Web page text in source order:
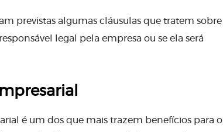
previstas algumas cláusulas que tratem sobre
legal pela empresa ou se ela será
é um dos que mais trazem benefícios para o